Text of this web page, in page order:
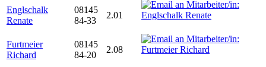
Englschalk
Renate
08145
84-33
2.01
Furtmeier
Richard
08145
84-20
2.08